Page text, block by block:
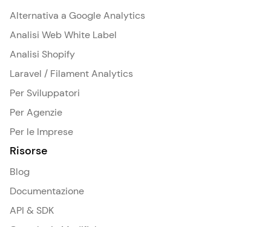
Alternativa a Google Analytics
Analisi Web White Label
Analisi Shopify
Laravel / Filament Analytics
Per Sviluppatori
Per Agenzie
Per le Imprese
Risorse
Blog
Documentazione
API & SDK